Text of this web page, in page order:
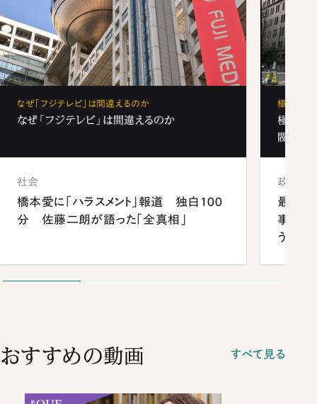
なぜ「フジテレビ」は間違えるのか
なぜ「フジテレビ」は間違えるのか
社会
橋本愛に「ハラスメント」報道 独白100
分 佐藤二朗が語った「全真相」
極秘裏名
極秘裏
閥と出
政治
最強
事が象
う
おすすめの動画 すべて見る